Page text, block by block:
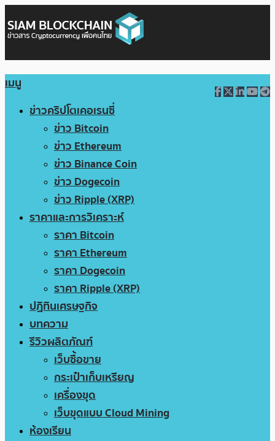
เมนู
ข่าวคริปโตเคอเรนซี่
ข่าว Bitcoin
ข่าว Ethereum
ข่าว Binance Coin
ข่าว Dogecoin
ข่าว Ripple (XRP)
ราคาและการวิเคราะห์
ราคา Bitcoin
ราคา Ethereum
ราคา Dogecoin
ราคา Ripple (XRP)
ปฏิทินเศรษฐกิจ
บทความ
รีวิวผลิตภัณฑ์
เว็บซื้อขาย
กระเป๋าเก็บเหรียญ
เครื่องขุด
เว็บขุดแบบ Cloud Mining
ห้องเรียน